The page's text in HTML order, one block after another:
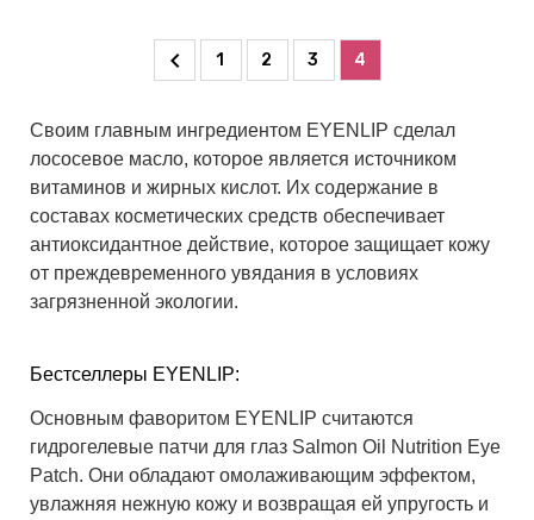
1 2 3 4
Своим главным ингредиентом EYENLIP сделал
лососевое масло, которое является источником
витаминов и жирных кислот. Их содержание в
составах косметических средств обеспечивает
антиоксидантное действие, которое защищает кожу
от преждевременного увядания в условиях
загрязненной экологии.
Бестселлеры EYENLIP:
Основным фаворитом EYENLIP считаются
гидрогелевые патчи для глаз Salmon Oil Nutrition Eye
Patch. Они обладают омолаживающим эффектом,
увлажняя нежную кожу и возвращая ей упругость и